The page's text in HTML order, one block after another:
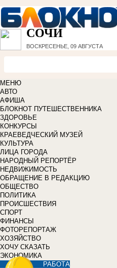
СОЧИ
ВОСКРЕСЕНЬЕ, 09 АВГУСТА
МЕНЮ
АВТО
АФИША
БЛОКНОТ ПУТЕШЕСТВЕННИКА
ЗДОРОВЬЕ
КОНКУРСЫ
КРАЕВЕДЧЕСКИЙ МУЗЕЙ
КУЛЬТУРА
ЛИЦА ГОРОДА
НАРОДНЫЙ РЕПОРТЁР
НЕДВИЖИМОСТЬ
ОБРАЩЕНИЕ В РЕДАКЦИЮ
ОБЩЕСТВО
ПОЛИТИКА
ПРОИСШЕСТВИЯ
СПОРТ
ФИНАНСЫ
ФОТОРЕПОРТАЖ
ХОЗЯЙСТВО
ХОЧУ СКАЗАТЬ
ЭКОНОМИКА
РАБОТА